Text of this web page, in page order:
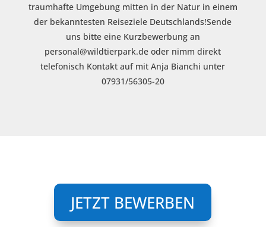
traumhafte Umgebung mitten in der Natur in einem
der bekanntesten Reiseziele Deutschlands!Sende
uns bitte eine Kurzbewerbung an
personal@wildtierpark.de oder nimm direkt
telefonisch Kontakt auf mit Anja Bianchi unter
07931/56305-20
JETZT BEWERBEN